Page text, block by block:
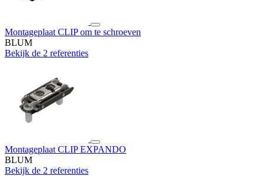
Montageplaat CLIP om te schroeven
BLUM
Bekijk de 2 referenties
Montageplaat CLIP EXPANDO
BLUM
Bekijk de 2 referenties